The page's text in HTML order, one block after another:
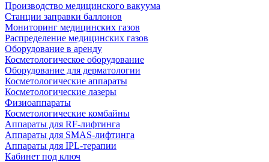
Производство медицинского вакуума
Станции заправки баллонов
Мониторинг медицинских газов
Распределение медицинских газов
Оборудование в аренду
Косметологическое оборудование
Оборудование для дерматологии
Косметологические аппараты
Косметологические лазеры
Физиоаппараты
Косметологические комбайны
Аппараты для RF-лифтинга
Аппараты для SMAS-лифтинга
Аппараты для IPL-терапии
Кабинет под ключ